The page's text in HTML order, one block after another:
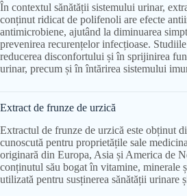
În contextul sănătății sistemului urinar,
conținut ridicat de polifenoli are efecte
antimicrobiene, ajutând la diminuarea
prevenirea recurențelor infecțioase.
reducerea disconfortului și în sprijinirea
urinar, precum și în întărirea sistemului
Extract de frunze de urzică
Extractul de frunze de urzică este obținut
cunoscută pentru proprietățile sale
originară din Europa, Asia și America de
conținutul său bogat în vitamine, minerale
utilizată pentru susținerea sănătății urinare